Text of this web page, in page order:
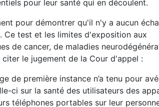
pour leur santé qui en découlent.
pour démontrer qu'il n'y a aucun
Ce test et les limites d'exposition aux
de cancer, de maladies
citer le jugement de la Cour d'appel :
de première instance n’a tenu pour
ci sur la santé des utilisateurs des
téléphones portables sur leur